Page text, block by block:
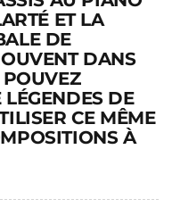
ET LA
DE
DANS
DE
CE MÊME
À